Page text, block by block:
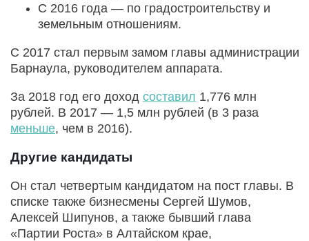
С 2016 года — по градостроительству и
земельным отношениям.
С 2017 стал первым замом главы администрации
Барнаула, руководителем аппарата.
За 2018 год его доход составил 1,776 млн
рублей. В 2017 — 1,5 млн рублей (в 3 раза
меньше, чем в 2016).
Другие кандидаты
Он стал четвертым кандидатом на пост главы. В
списке также бизнесмены Сергей Шумов,
Алексей Шипунов, а также бывший глава
«Партии Роста» в Алтайском крае,